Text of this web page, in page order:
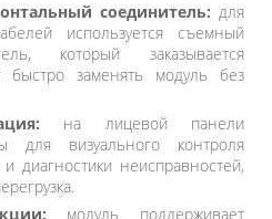
соединитель: для
используется съемный
который заказывается
быстро заменять модуль без
на лицевой панели
для визуального контроля
диагностики неисправностей,
модуль поддерживает